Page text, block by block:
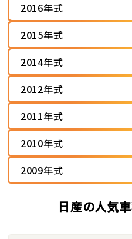
2016年式
2015年式
2014年式
2012年式
2011年式
2010年式
2009年式
日産の人気